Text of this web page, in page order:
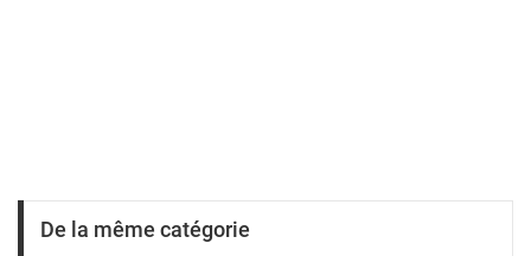
De la même catégorie